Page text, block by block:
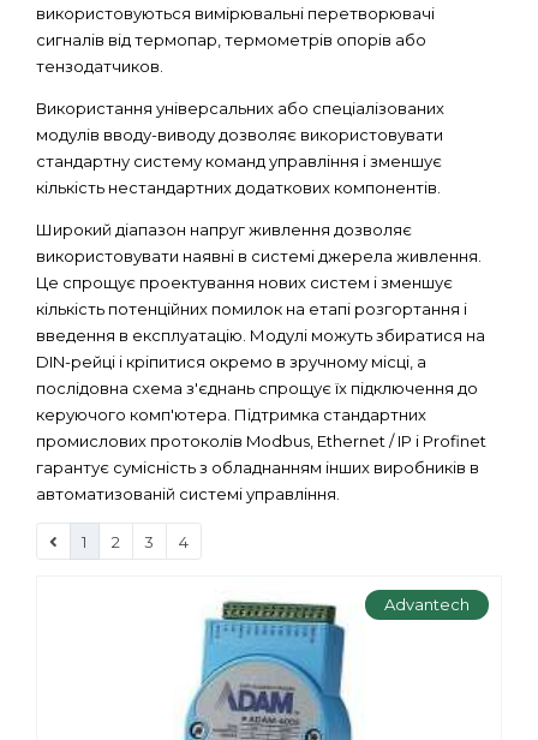
використовуються вимірювальні перетворювачі
сигналів від термопар, термометрів опорів або
тензодатчиков.
Використання універсальних або спеціалізованих
модулів вводу-виводу дозволяє використовувати
стандартну систему команд управління і зменшує
кількість нестандартних додаткових компонентів.
Широкий діапазон напруг живлення дозволяє
використовувати наявні в системі джерела живлення.
Це спрощує проектування нових систем і зменшує
кількість потенційних помилок на етапі розгортання і
введення в експлуатацію. Модулі можуть збиратися на
DIN-рейці і кріпитися окремо в зручному місці, а
послідовна схема з'єднань спрощує їх підключення до
керуючого комп'ютера. Підтримка стандартних
промислових протоколів Modbus, Ethernet / IP і Profinet
гарантує сумісність з обладнанням інших виробників в
автоматизованій системі управління.
1 2 3 4
Advantech